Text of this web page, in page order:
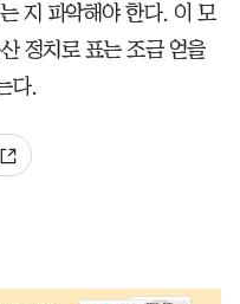
지 파악해야 한다. 이 모
정치로 표는 조금 얻을
다.